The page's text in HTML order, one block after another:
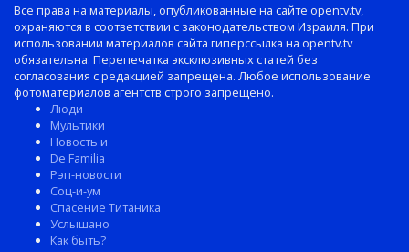
Все права на материалы, опубликованные на сайте opentv.tv,
охраняются в соответствии с законодательством Израиля. При
использовании материалов сайта гиперссылка на opentv.tv
обязательна. Перепечатка эксклюзивных статей без
согласования с редакцией запрещена. Любое использование
фотоматериалов агентств строго запрещено.
Люди
Мультики
Новость и
De Familia
Рэп-новости
Соц-и-ум
Спасение Титаника
Услышано
Как быть?